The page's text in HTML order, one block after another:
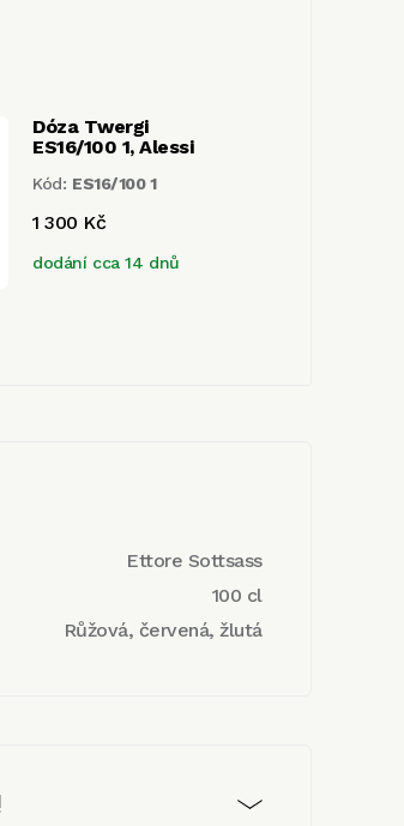
Dóza Twergi
ES16/100 1, Alessi
Kód: ES16/100 1
1 300 Kč
dodání cca 14 dnů
Ettore Sottsass
100 cl
Růžová, červená, žlutá